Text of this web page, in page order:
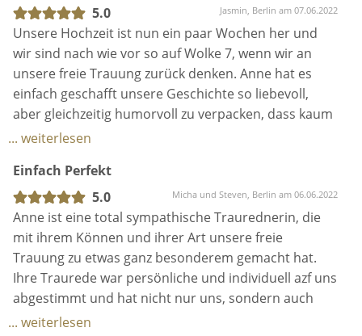
Auf der Suche (relativ kurzfristig
unsererseits) sind wir auf Anne durch eine
Empfehlung gestoßen.
Und das war ein großer Glücksfall für uns. …Mehr
1
https://m.facebook.com › reviews
Frau Hochzeitsliebe - Bewertungen | Facebook
Willkommen auf meiner Seite ! ♡ Ich bin freie
Traurednerin (IHK) in Berlin & Brandenburg und
freue mich auf.
https://www.frau-hochzeitsliebe.de › ...
Referenzen I Frau Hochzeitsliebe
15.01.2021 — Referenzen von Frau Hochzeitsliebe.
Freie Trauung, Erneuerung des Eheversprechens,
bereits klar. Wir hätten uns keine bessere
Trauerrednerin wünschen können und sind sehr
froh, dich kennengelernt zu haben.
Alles Liebe für dich.
L&B
individuell auf das Brautpaar abgestimmt. Die
Trauung hat Sie perfekt organisiert.
Wir können Anne zu 100% weiterempfehlen und
wünschen ihr weiterhin alles Liebe und viel Erfolg.
5.0
Jasmin, Berlin am 07.06.2022
Unsere Hochzeit ist nun ein paar Wochen her und
wir sind nach wie vor so auf Wolke 7, wenn wir an
unsere freie Trauung zurück denken. Anne hat es
einfach geschafft unsere Geschichte so liebevoll,
aber gleichzeitig humorvoll zu verpacken, dass kaum
ein Auge trocken blieb und einfach alle begeistert
gefühlt und sie hatte einfach unser vollstes
Vertrauen. Wir konnten ihr offen alles erzählen und
wurden absolut nicht enttäuscht!! Danke liebe Anne,
dass du einen großen Teil zu diesem wunderschönen
Tag beigetragen hast!
... weiterlesen
Einfach Perfekt
5.0
Micha und Steven, Berlin am 06.06.2022
Anne ist eine total sympathische Traurednerin, die
mit ihrem Können und ihrer Art unsere freie
Trauung zu etwas ganz besonderem gemacht hat.
Ihre Traurede war persönliche und individuell azf uns
abgestimmt und hat nicht nur uns, sondern auch
alle Gäste zu Tränen gerührt.
... weiterlesen